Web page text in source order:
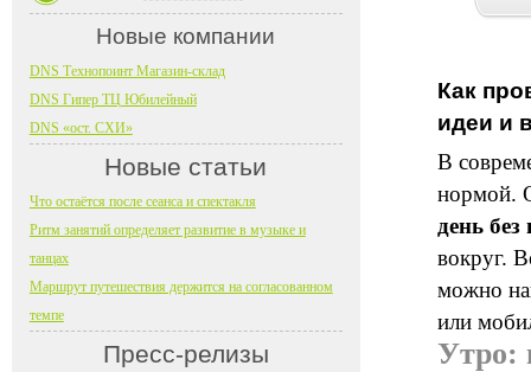
Как
идеи и
В
нормой.
день без
вокруг.
можно
или
Утро:
Новые компании
DNS Технопоинт Магазин-склад
DNS Гипер ТЦ Юбилейный
DNS «ост. СХИ»
Новые статьи
Что остаётся после сеанса и спектакля
Ритм занятий определяет развитие в музыке и
танцах
Маршрут путешествия держится на согласованном
темпе
Пресс-релизы